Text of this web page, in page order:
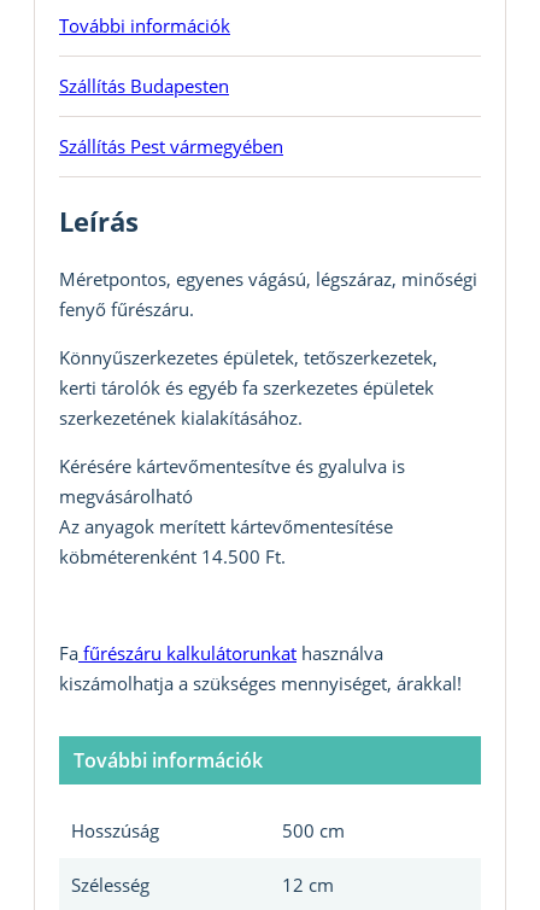
További információk
Szállítás Budapesten
Szállítás Pest vármegyében
Leírás
Méretpontos, egyenes vágású, légszáraz, minőségi
fenyő fűrészáru.
Könnyűszerkezetes épületek, tetőszerkezetek,
kerti tárolók és egyéb fa szerkezetes épületek
szerkezetének kialakításához.
Kérésére kártevőmentesítve és gyalulva is
megvásárolható
Az anyagok merített kártevőmentesítése
köbméterenként 14.500 Ft.
Fa fűrészáru kalkulátorunkat használva
kiszámolhatja a szükséges mennyiséget, árakkal!
További információk
Hosszúság 500 cm
Szélesség 12 cm